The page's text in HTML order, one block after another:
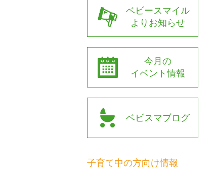
ベビースマイル
よりお知らせ
今月の
イベント情報
ベビスマブログ
子育て中の方向け情報